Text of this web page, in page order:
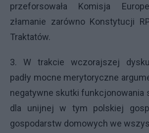
przeforsowała Komisja
złamanie zarówno Konstytucji
Traktatów.
3. W trakcie wczorajszej
padły mocne merytoryczne
negatywne skutki funkcjonowania
dla unijnej w tym polskiej
gospodarstw domowych we